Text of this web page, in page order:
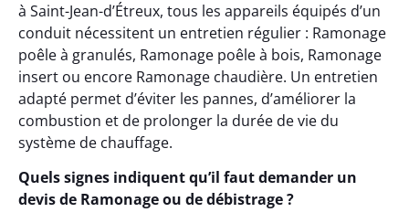
à Saint-Jean-d’Étreux, tous les appareils équipés d’un
conduit nécessitent un entretien régulier : Ramonage
poêle à granulés, Ramonage poêle à bois, Ramonage
insert ou encore Ramonage chaudière. Un entretien
adapté permet d’éviter les pannes, d’améliorer la
combustion et de prolonger la durée de vie du
système de chauffage.
Quels signes indiquent qu’il faut demander un
devis de Ramonage ou de débistrage ?